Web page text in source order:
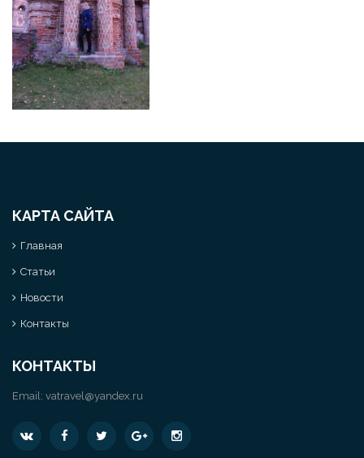
КАРТА САЙТА
Главная
Статьи
Новости
Контакты
КОНТАКТЫ
Email: vatravel@yandex.ru